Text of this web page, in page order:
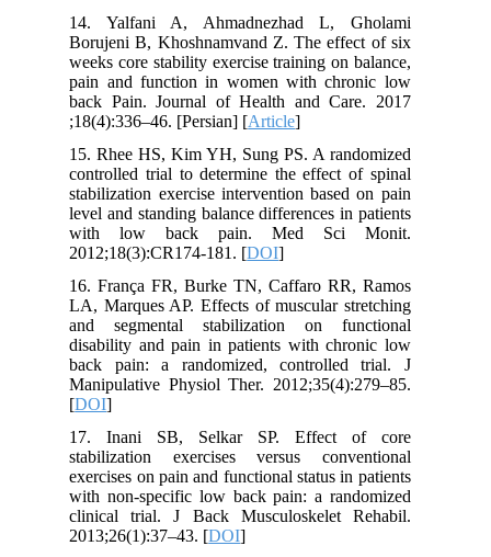
14. Yalfani A, Ahmadnezhad L, Gholami
Borujeni B, Khoshnamvand Z. The effect of six
weeks core stability exercise training on balance,
pain and function in women with chronic low
back Pain. Journal of Health and Care. 2017
;18(4):336–46. [Persian] [Article
15. Rhee HS, Kim YH, Sung PS. A randomized
controlled trial to determine the effect of spinal
stabilization exercise intervention based on pain
level and standing balance differences in patients
with low back pain. Med Sci Monit.
2012;18(3):CR174-181. [DOI
16. França FR, Burke TN, Caffaro RR, Ramos
LA, Marques AP. Effects of muscular stretching
and segmental stabilization on functional
disability and pain in patients with chronic low
back pain: a randomized, controlled trial. J
Manipulative Physiol Ther. 2012;35(4):279–85.
[DOI
17. Inani SB, Selkar SP. Effect of core
stabilization exercises versus conventional
exercises on pain and functional status in patients
with non-specific low back pain: a randomized
clinical trial. J Back Musculoskelet Rehabil.
2013;26(1):37–43. [DOI